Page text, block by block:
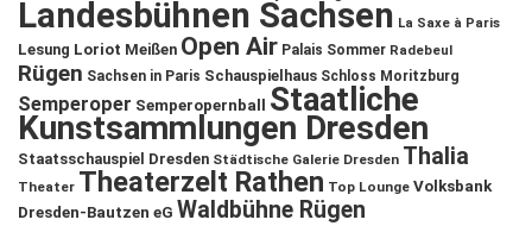
Landesbühnen Sachsen La Saxe à Paris
Lesung Loriot Meißen Open Air Palais Sommer Radebeul
Rügen Sachsen in Paris Schauspielhaus Schloss Moritzburg
Semperoper Semperopernball Staatliche
Kunstsammlungen Dresden
Staatsschauspiel Dresden Städtische Galerie Dresden Thalia
Theater Theaterzelt Rathen Top Lounge Volksbank
Dresden-Bautzen eG Waldbühne Rügen